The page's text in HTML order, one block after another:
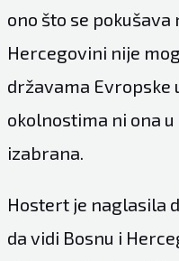
ono što se
Hercegovini nije
državama Evropske
okolnostima ni ona
izabrana.
Hostert je naglasila
da vidi Bosnu i